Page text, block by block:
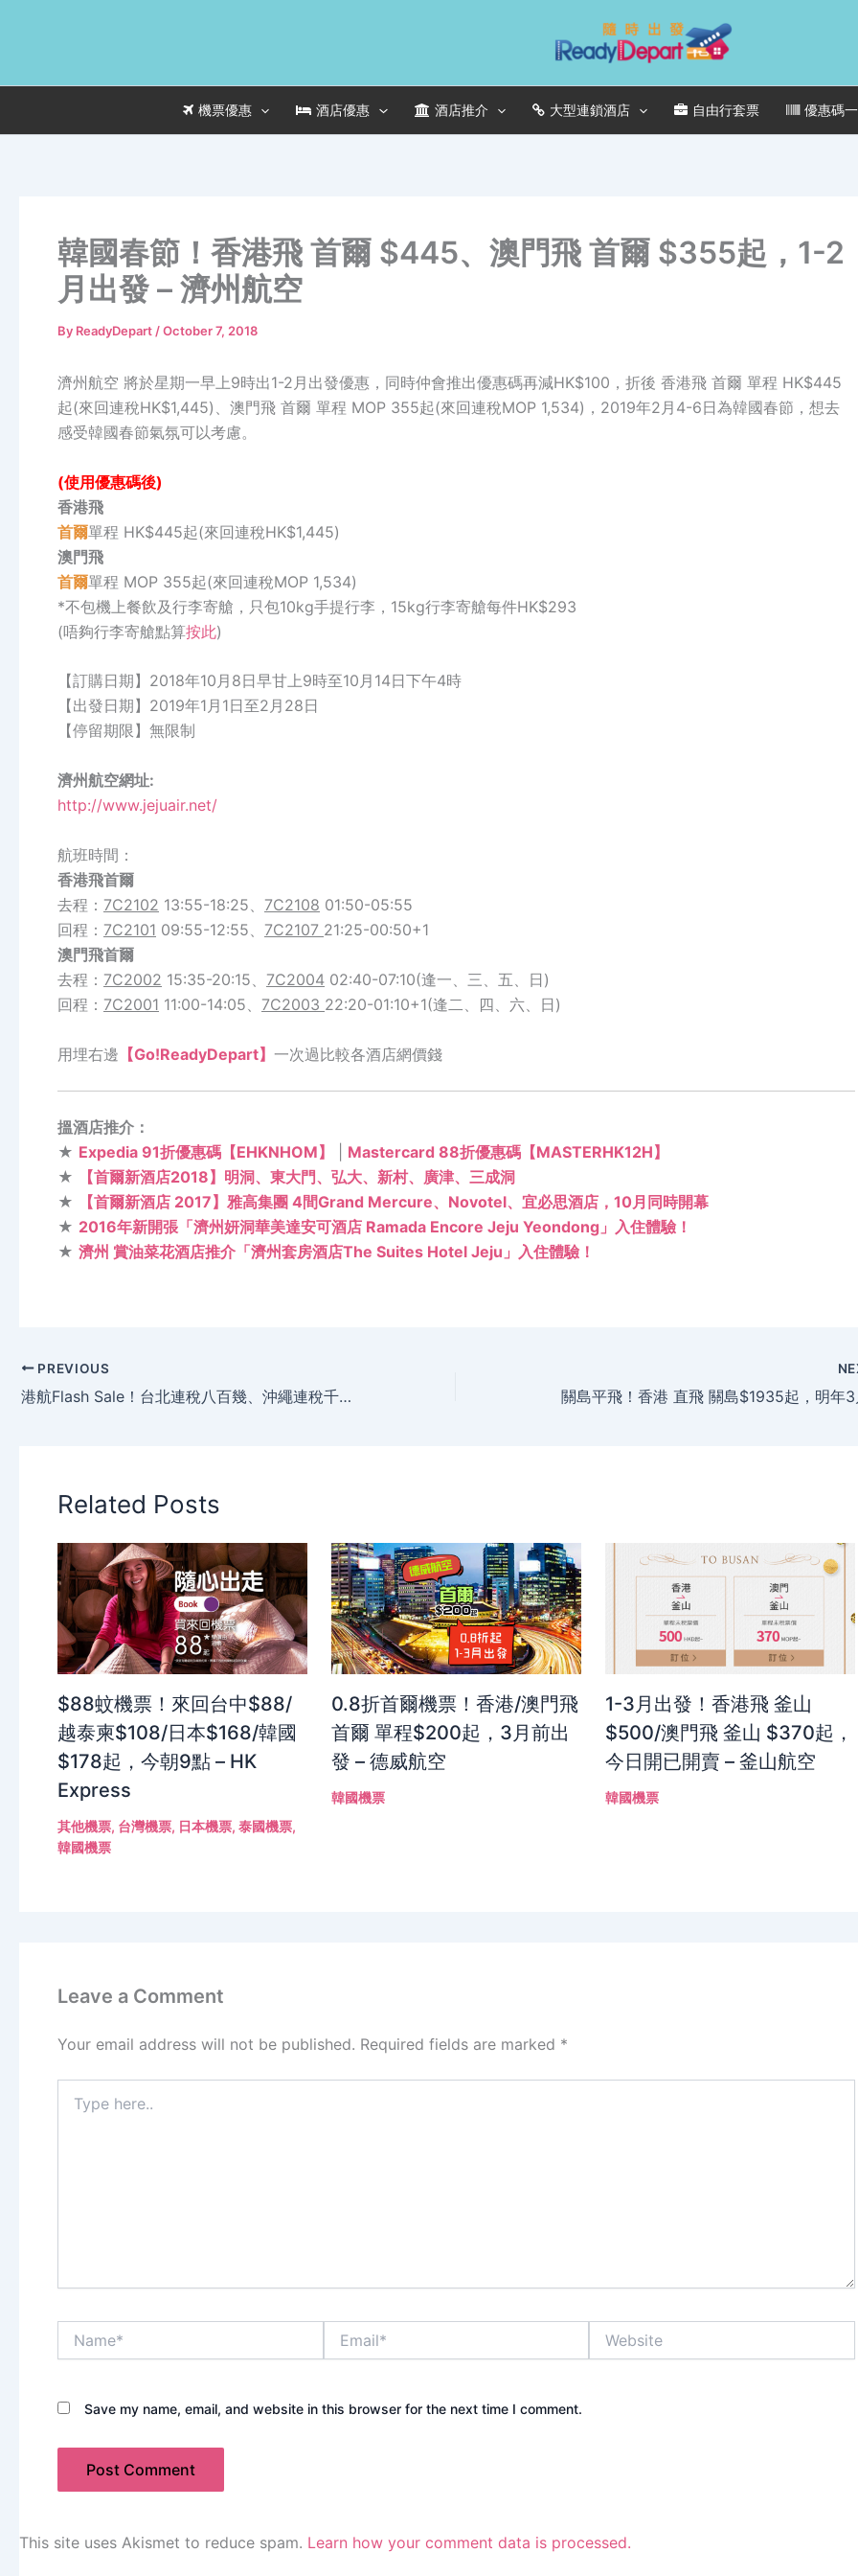
機票優惠 酒店優惠 酒店推介 大型連鎖酒店 自由行套票 優惠碼
韓國春節！香港飛 首爾 $445、澳門飛 首爾 $355起，1-2
月出發 – 濟州航空
By ReadyDepart /October 7, 2018
濟州航空 將於星期一早上9時出1-2月出發優惠，同時仲會推出優惠碼再減HK$100，折後 香港飛 首爾 單程 HK$445
起(來回連稅HK$1,445)、澳門飛 首爾 單程 MOP 355起(來回連稅MOP 1,534)，2019年2月4-6日為韓國春節，想去
感受韓國春節氣氛可以考慮。
(使用優惠碼後)
香港飛
首爾單程 HK$445起(來回連稅HK$1,445)
澳門飛
首爾單程 MOP 355起(來回連稅MOP 1,534)
*不包機上餐飲及行李寄艙，只包10kg手提行李，15kg行李寄艙每件HK$293
(唔夠行李寄艙點算按此)
【訂購日期】2018年10月8日早甘上9時至10月14日下午4時
【出發日期】2019年1月1日至2月28日
【停留期限】無限制
濟州航空網址:
http://www.jejuair.net/
航班時間：
香港飛首爾
去程： 7C2102 13:55-18:25、 7C2108 01:50-05:55
回程： 7C2101 09:55-12:55、 7C2107 21:25-00:50+1
澳門飛首爾
去程： 7C2002 15:35-20:15、 7C2004 02:40-07:10(逢一、三、五、日)
回程： 7C2001 11:00-14:05、 7C2003 22:20-01:10+1(逢二、四、六、日)
用埋右邊 【Go!ReadyDepart】 一次過比較各酒店網價錢
搵酒店推介：
★ Expedia 91折優惠碼【EHKNHOM】
Mastercard 88折優惠碼【MASTERHK12H】
★
【首爾新酒店2018】明洞、東大門、弘大、新村、廣津、三成洞
★
【首爾新酒店 2017】雅高集團 4間Grand Mercure、Novotel、宜必思酒店，10月同時開幕
★ 2016年新開張「濟州妍洞華美達安可酒店 Ramada Encore Jeju Yeondong」入住體驗！
★ 濟州 賞油菜花酒店推介「濟州套房酒店The Suites Hotel Jeju」入住體驗！
PREVIOUS
港航Flash Sale！台北連稅八百幾、沖繩連稅千一起 – 香港航空
Related Posts
$88蚊機票！來回台中$88/
越泰柬$108/日本$168/韓國
$178起，今朝9點 – HK
Express
其他機票, 台灣機票, 日本機票, 泰國機票,
韓國機票
0.8折首爾機票！香港/澳門飛
首爾 單程$200起，3月前出
發 – 德威航空
韓國機票
1-3月出發！香港飛 釜山
$500/澳門飛 釜山 $370起，
今日開已開賣 – 釜山航空
韓國機票
Leave a Comment
Your email address will not be published. Required fields are marked *
here..
Save my name, email, and website in this browser for the next time I comment.
This site uses Akismet to reduce spam. Learn how your comment data is processed.